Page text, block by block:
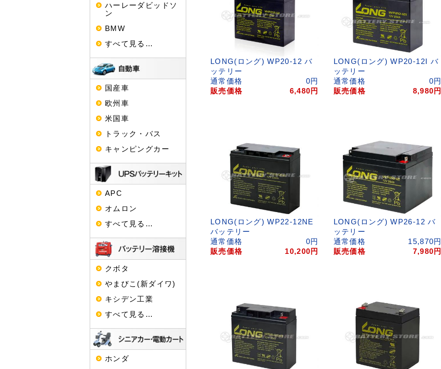
LONG(ロング) WP20-12 バ
ッテリー
通常価格
0円
販売価格
6,480 円
LONG(ロング) WP20-12I バ
ッテリー
通常価格
0円
販売価格
8,980 円
LONG(ロング) WP22-12NE
バッテリー
通常価格
0円
販売価格
10,200 円
LONG(ロング) WP26-12 バ
ッテリー
通常価格
15,870円
販売価格
7,980 円
ハーレーダビッドソ
ン
BMW
すべて見る…
国産車
欧州車
米国車
トラック・バス
キャンピングカー
APC
オムロン
すべて見る…
クボタ
やまびこ(新ダイワ)
キシデン工業
すべて見る…
ホンダ